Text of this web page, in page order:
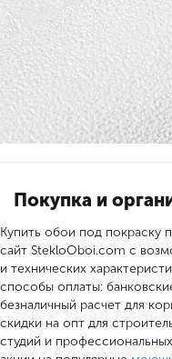
Покупка и
Купить обои под покраску
сайт StekloOboi.com с
и технических
способы оплаты:
безналичный расчет для
скидки на опт для
студий и